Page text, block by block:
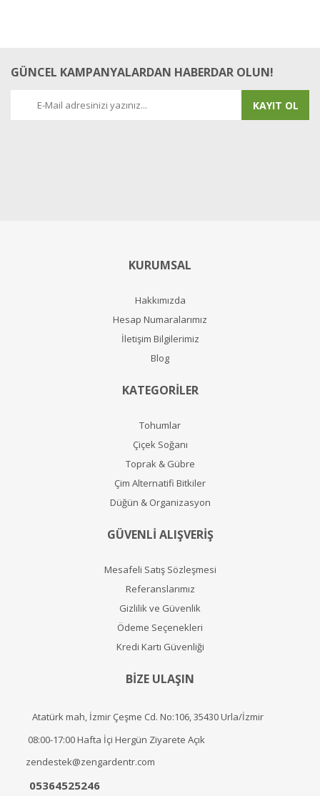
GÜNCEL KAMPANYALARDAN HABERDAR OLUN!
KAYIT OL
KURUMSAL
Hakkımızda
Hesap Numaralarımız
İletişim Bilgilerimiz
Blog
KATEGORİLER
Tohumlar
Çiçek Soğanı
Toprak & Gübre
Çim Alternatifi Bitkiler
Düğün & Organizasyon
GÜVENLİ ALIŞVERİŞ
Mesafeli Satış Sözleşmesi
Referanslarımız
Gizlilik ve Güvenlik
Ödeme Seçenekleri
Kredi Kartı Güvenliği
BİZE ULAŞIN
Atatürk mah, İzmir Çeşme Cd. No:106, 35430 Urla/İzmir
08:00-17:00 Hafta İçi Hergün Ziyarete Açık
zendestek@zengardentr.com
05364525246